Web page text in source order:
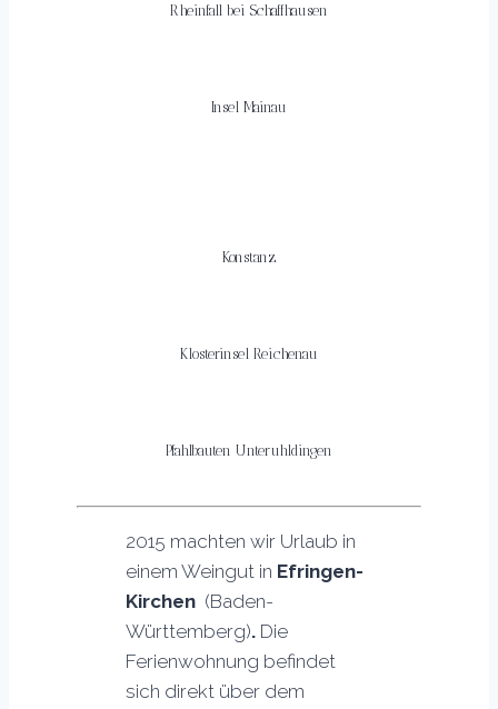
Rheinfall bei Schaffhausen
Insel Mainau
Konstanz
Klosterinsel Reichenau
Pfahlbauten Unteruhldingen
2015 machten wir Urlaub in
einem Weingut in Efringen-
Kirchen (Baden-
Württemberg). Die
Ferienwohnung befindet
sich direkt über dem